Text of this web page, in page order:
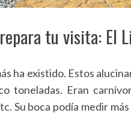
tu visita: El
ha existido. Estos
toneladas. Eran
Su boca podía medir